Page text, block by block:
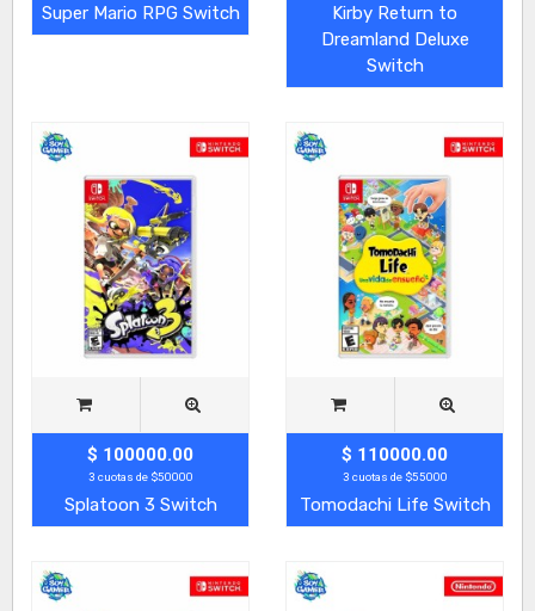
Super Mario RPG Switch
Kirby Return to
Dreamland Deluxe
Switch
$ 100000.00
3 cuotas de $50000
Splatoon 3 Switch
$ 110000.00
3 cuotas de $55000
Tomodachi Life Switch